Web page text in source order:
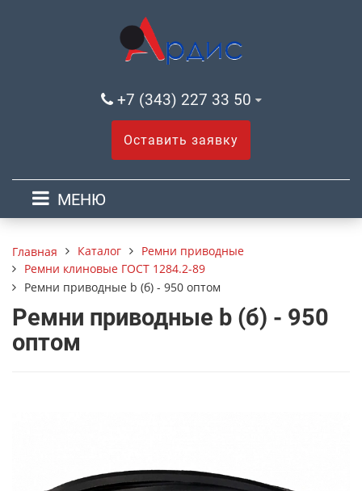
+7 (343) 227 33 50
Оставить заявку
МЕНЮ
Главная Каталог
Ремни приводные
Ремни клиновые ГОСТ 1284.2-89
Ремни приводные b (б) - 950 оптом
Ремни приводные b (б) - 950
оптом